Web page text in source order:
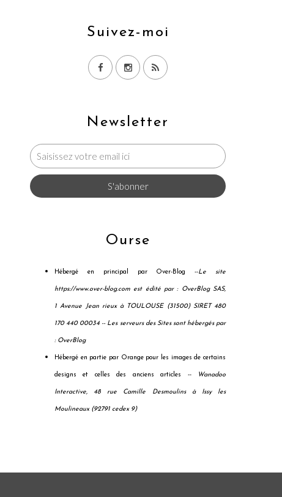
Newsletter
Suivez-moi
Ourse
Hébergé en principal par Over-Blog --Le site
https://www.over-blog.com est édité par : OverBlog SAS,
1 Avenue Jean rieux à TOULOUSE (31500) SIRET 480
170 440 00034 -- Les serveurs des Sites sont hébergés par
: OverBlog
Hébergé en partie par Orange pour les images de certains
designs et celles des anciens articles -- Wanadoo
Interactive, 48 rue Camille Desmoulins à Issy les
Moulineaux (92791 cedex 9)